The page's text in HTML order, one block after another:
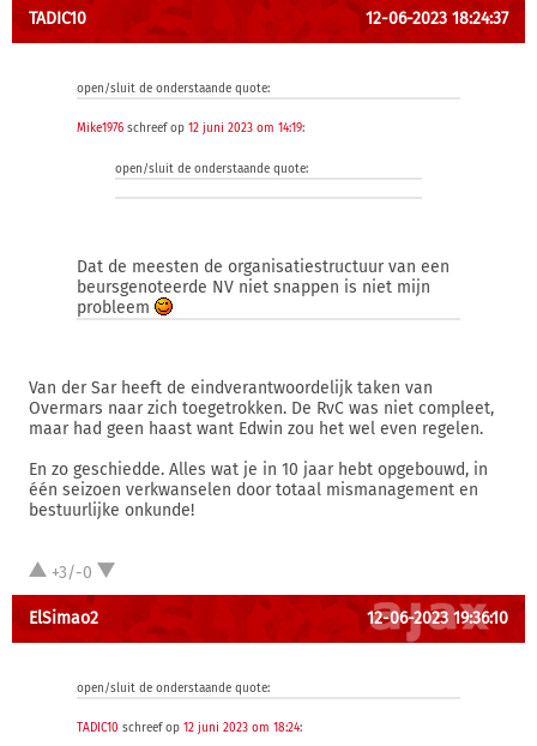
TADIC10 12-06-2023 18:24:37
open/sluit de onderstaande quote:
Mike1976 schreef op 12 juni 2023 om 14:19:
open/sluit de onderstaande quote:
Dat de meesten de organisatiestructuur van een
beursgenoteerde NV niet snappen is niet mijn
probleem
Van der Sar heeft de eindverantwoordelijk taken van
Overmars naar zich toegetrokken. De RvC was niet compleet,
maar had geen haast want Edwin zou het wel even regelen.
En zo geschiedde. Alles wat je in 10 jaar hebt opgebouwd, in
één seizoen verkwanselen door totaal mismanagement en
bestuurlijke onkunde!
+3/-0
ElSimao2 12-06-2023 19:36:10
open/sluit de onderstaande quote:
TADIC10 schreef op 12 juni 2023 om 18:24: